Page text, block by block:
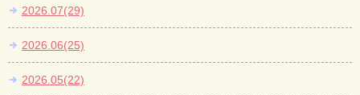
2026.07(29)
2026.06(25)
2026.05(22)